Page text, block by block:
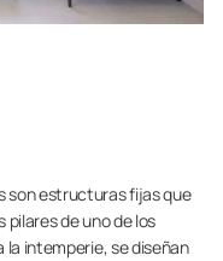
son estructuras fijas que
pilares de uno de los
la intemperie, se diseñan